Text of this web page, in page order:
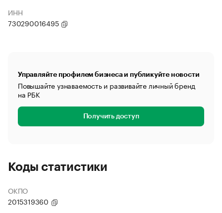
ИНН
730290016495
Управляйте профилем бизнеса и публикуйте новости
Повышайте узнаваемость и развивайте личный бренд
на РБК
Получить доступ
Коды статистики
ОКПО
2015319360